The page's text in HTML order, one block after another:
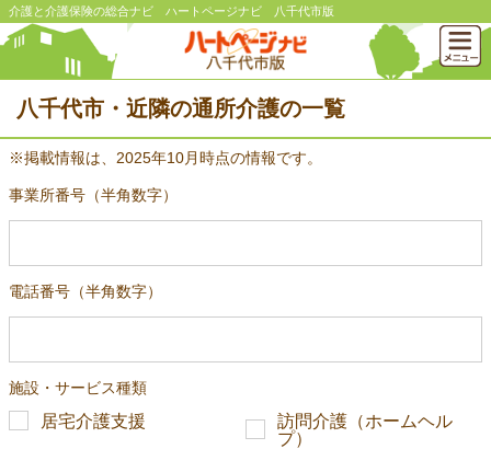
介護と介護保険の総合ナビ ハートページナビ 八千代市版
八千代市・近隣の通所介護の一覧
※掲載情報は、2025年10月時点の情報です。
事業所番号（半角数字）
電話番号（半角数字）
施設・サービス種類
居宅介護支援
訪問介護（ホームヘル
プ）